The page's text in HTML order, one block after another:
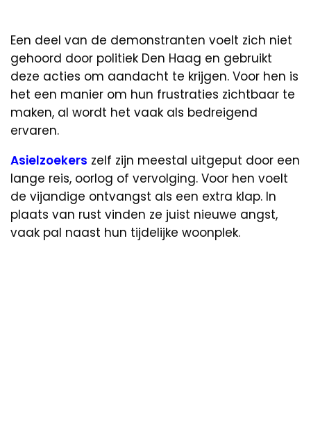
Een deel van de demonstranten voelt zich niet
gehoord door politiek Den Haag en gebruikt
deze acties om aandacht te krijgen. Voor hen is
het een manier om hun frustraties zichtbaar te
maken, al wordt het vaak als bedreigend
ervaren.
Asielzoekers zelf zijn meestal uitgeput door een
lange reis, oorlog of vervolging. Voor hen voelt
de vijandige ontvangst als een extra klap. In
plaats van rust vinden ze juist nieuwe angst,
vaak pal naast hun tijdelijke woonplek.